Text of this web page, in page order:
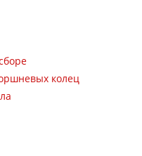
колец